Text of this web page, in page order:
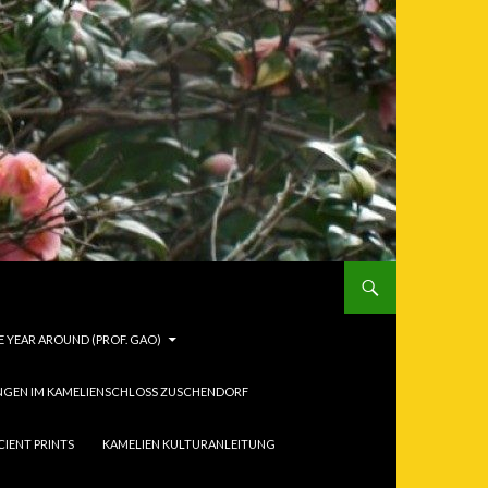
AROUND (PROF. GAO)
IM KAMELIENSCHLOSS ZUSCHENDORF
PRINTS KAMELIEN KULTURANLEITUNG